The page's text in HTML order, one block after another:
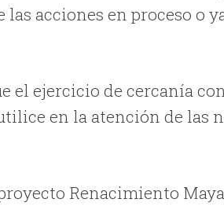
las acciones en proceso o
el ejercicio de cercanía
en la atención de las
Renacimiento